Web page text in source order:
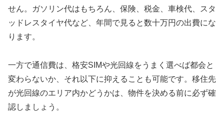
せん。ガソリン代はもちろん、保険、税金、車検代、スタ
ッドレスタイヤ代など、年間で見ると数十万円の出費にな
ります。
一方で通信費は、格安SIMや光回線をうまく選べば都会と
変わらないか、それ以下に抑えることも可能です。移住先
が光回線のエリア内かどうかは、物件を決める前に必ず確
認しましょう。